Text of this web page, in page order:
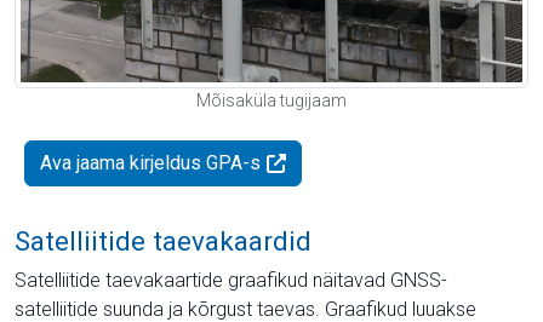
Mõisaküla tugijaam
Ava jaama kirjeldus GPA-s
Satelliitide taevakaardid
Satelliitide taevakaartide graafikud näitavad GNSS-
satelliitide suunda ja kõrgust taevas. Graafikud luuakse